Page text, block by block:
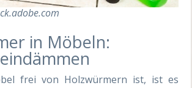
in Möbeln:
frei von Holzwürmern ist, ist es